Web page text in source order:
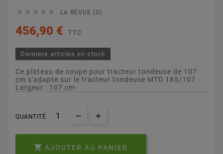
     LA REVUE (0)
456,90 € TTC
Derniers articles en stock
Ce plateau de coupe pour tracteur tondeuse de 107
cm s'adapte sur le tracteur tondeuse MTD 185/107
Largeur : 107 cm
QUANTITÉ
 AJOUTER AU PANIER